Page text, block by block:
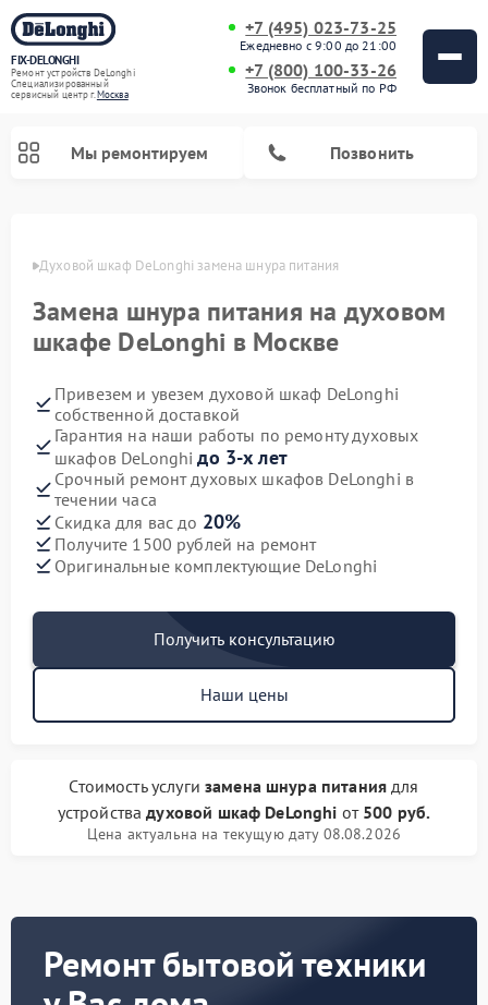
FIX-DELONGHI
Ремонт устройств DeLonghi
Специализированный
cервисный центр г.Москва
+7 (495) 023-73-25
Ежедневно с 9:00 до 21:00
+7 (800) 100-33-26
Звонок бесплатный по РФ
Мы ремонтируем Позвонить
Духовой шкаф DeLonghi замена шнура питания
Замена шнура питания на духовом
шкафе DeLonghi в Москве
Привезем и увезем духовой шкаф DeLonghi
собственной доставкой
Гарантия на наши работы по ремонту духовых
шкафов DeLonghiдо 3-х лет
Срочный ремонт духовых шкафов DeLonghi в
течении часа
Скидка для вас до 20%
Получите 1500 рублей на ремонт
Оригинальные комплектующие DeLonghi
Получить консультацию
Наши цены
Стоимость услуги замена шнура питаниядля
устройствадуховой шкаф DeLonghi от 500 руб.
Цена актуальна на текущую дату 08.08.2026
Ремонт бытовой техники